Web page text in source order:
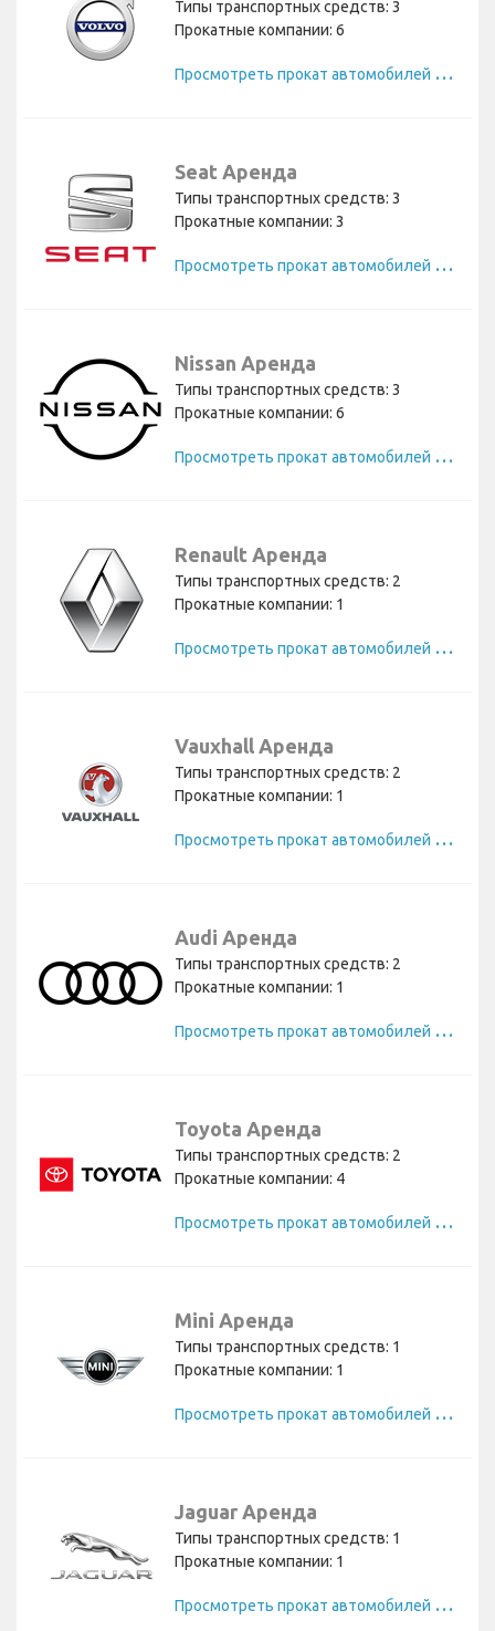
Типы транспортных средств: 3
Прокатные компании: 6
П
росмотреть прокат автомобилей Volvo
Seat Аренда
Типы транспортных средств: 3
Прокатные компании: 3
П
росмотреть прокат автомобилей Seat
Nissan Аренда
Типы транспортных средств: 3
Прокатные компании: 6
П
росмотреть прокат автомобилей Nissan
Renault Аренда
Типы транспортных средств: 2
Прокатные компании: 1
П
росмотреть прокат автомобилей Renault
Vauxhall Аренда
Типы транспортных средств: 2
Прокатные компании: 1
П
росмотреть прокат автомобилей Vauxhall
Audi Аренда
Типы транспортных средств: 2
Прокатные компании: 1
П
росмотреть прокат автомобилей Audi
Toyota Аренда
Типы транспортных средств: 2
Прокатные компании: 4
П
росмотреть прокат автомобилей Toyota
Mini Аренда
Типы транспортных средств: 1
Прокатные компании: 1
П
росмотреть прокат автомобилей Mini
Jaguar Аренда
Типы транспортных средств: 1
Прокатные компании: 1
П
росмотреть прокат автомобилей Jaguar